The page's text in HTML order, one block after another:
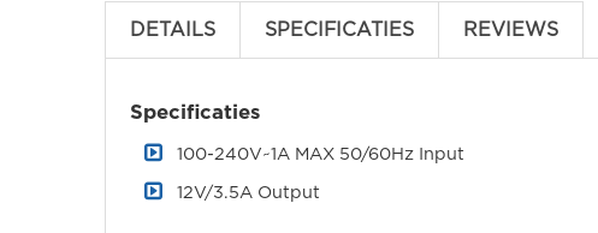
DETAILS SPECIFICATIES REVIEWS
Specificaties
100-240V~1A MAX 50/60Hz Input
12V/3.5A Output